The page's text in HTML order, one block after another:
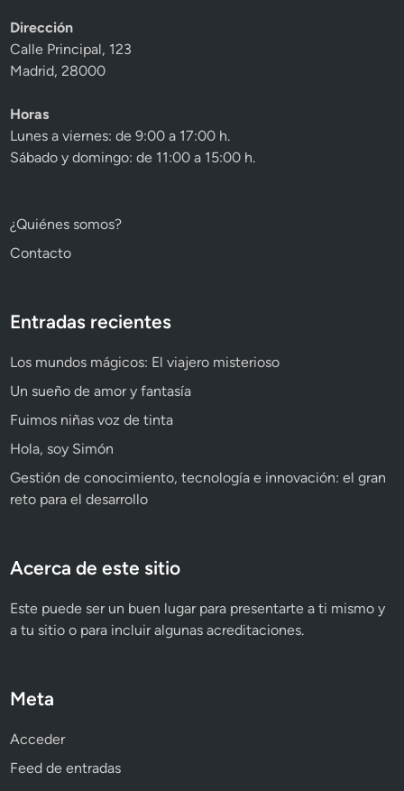
Dirección
Calle Principal, 123
Madrid, 28000
Horas
Lunes a viernes: de 9:00 a 17:00 h.
Sábado y domingo: de 11:00 a 15:00 h.
¿Quiénes somos?
Contacto
Entradas recientes
Los mundos mágicos: El viajero misterioso
Un sueño de amor y fantasía
Fuimos niñas voz de tinta
Hola, soy Simón
Gestión de conocimiento, tecnología e innovación: el gran
reto para el desarrollo
Acerca de este sitio
Este puede ser un buen lugar para presentarte a ti mismo y
a tu sitio o para incluir algunas acreditaciones.
Meta
Acceder
Feed de entradas